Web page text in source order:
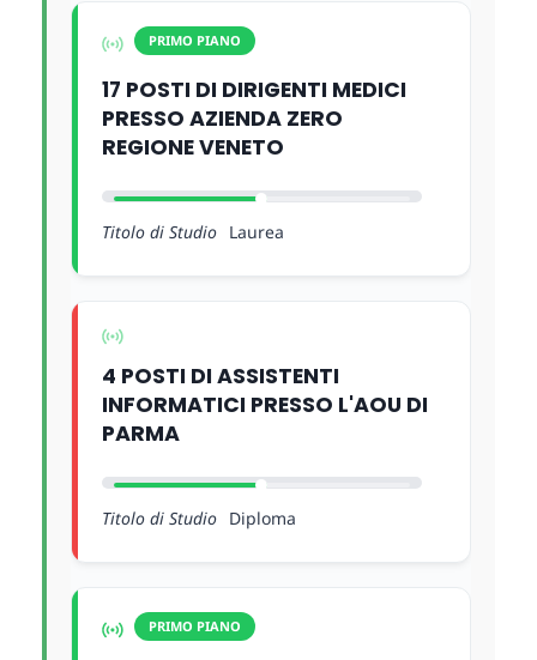
PRIMO PIANO
17 POSTI DI DIRIGENTI MEDICI
PRESSO AZIENDA ZERO
REGIONE VENETO
Titolo di Studio Laurea
4 POSTI DI ASSISTENTI
INFORMATICI PRESSO L'AOU DI
PARMA
Titolo di Studio Diploma
PRIMO PIANO